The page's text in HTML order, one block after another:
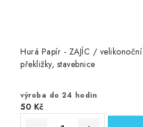
Hurá Papír - ZAJÍC /
překližky, stavebnice
výroba do 24 hodin
50 Kč